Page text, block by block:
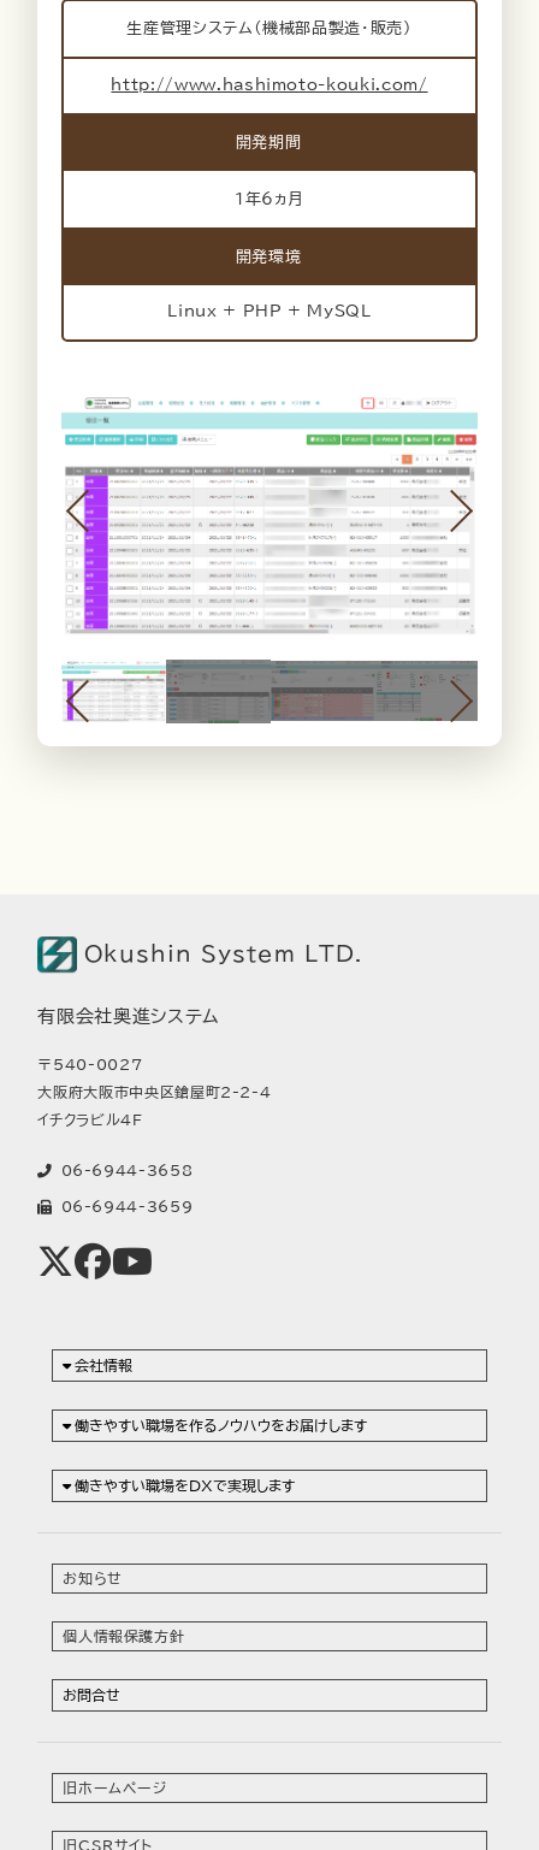
生産管理システム（機械部品製造・販売）
http://www.hashimoto-kouki.com/
開発期間
1年6ヵ月
開発環境
Linux + PHP + MySQL
Okushin System LTD.
有限会社奥進システム
〒540-0027
大阪府大阪市中央区鎗屋町2-2-4
イチクラビル4F
06-6944-3658
06-6944-3659
会社情報
働きやすい職場を作るノウハウをお届けします
働きやすい職場をDXで実現します
お知らせ
個人情報保護方針
お問合せ
旧ホームページ
旧CSRサイト